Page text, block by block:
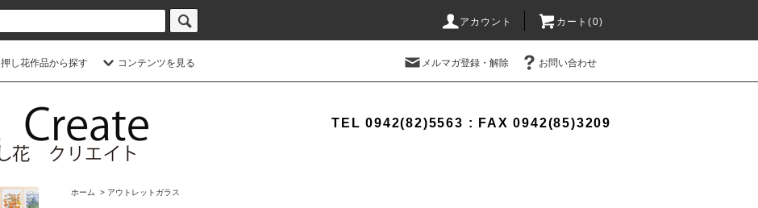
アカウント カート(0)
押し花作品から探す コンテンツを見る メルマガ登録・解除 お問い合わせ
TEL 0942(82)5563 : FAX 0942(85)3209
ホーム > アウトレットガラス